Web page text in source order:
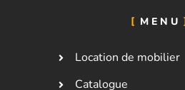
MENU
Location de mobilier
Catalogue